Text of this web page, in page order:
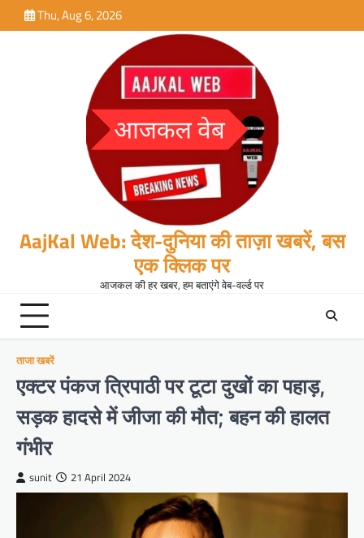
to
Thu, Aug 6, 2026
AajKal Web: देश-दुनिया की ताज़ा खबरें, बस
एक क्लिक पर
आजकल की हर खबर, हम बताएंगे वेब-वर्ल्ड पर
ताजा खबरें
एक्टर पंकज त्रिपाठी पर टूटा दुखों का पहाड़,
सड़क हादसे में जीजा की मौत; बहन की हालत
गंभीर
sunit 21 April 2024